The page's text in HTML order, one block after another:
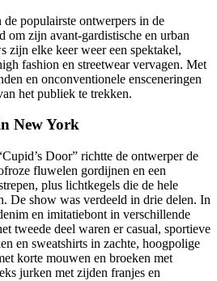
populairste ontwerpers in de
om zijn avant-gardistische en urban
zijn elke keer weer een spektakel,
fashion en streetwear vervagen. Met
en onconventionele ensceneringen
het publiek te trekken.
New York
Door” richtte de ontwerper de
fluwelen gordijnen en een
plus lichtkegels die de hele
De show was verdeeld in drie delen. In
en imitatiebont in verschillende
tweede deel waren er casual, sportieve
en sweatshirts in zachte, hoogpolige
korte mouwen en broeken met
jurken met zijden franjes en